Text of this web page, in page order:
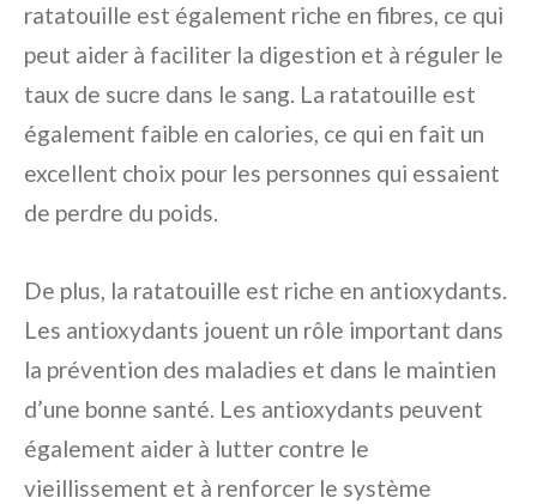
ratatouille est également riche en fibres, ce qui
peut aider à faciliter la digestion et à réguler le
taux de sucre dans le sang. La ratatouille est
également faible en calories, ce qui en fait un
excellent choix pour les personnes qui essaient
de perdre du poids.
De plus, la ratatouille est riche en antioxydants.
Les antioxydants jouent un rôle important dans
la prévention des maladies et dans le maintien
d’une bonne santé. Les antioxydants peuvent
également aider à lutter contre le
vieillissement et à renforcer le système